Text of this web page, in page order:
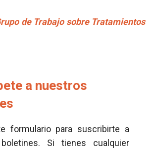
de Trabajo sobre Tratamientos
a nuestros
formulario para suscribirte a
Si tienes cualquier